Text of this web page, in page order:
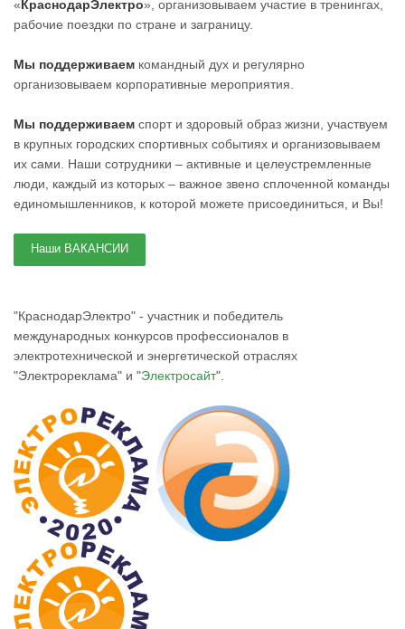
« КраснодарЭлектро», организовываем участие в тренингах,
рабочие поездки по стране и заграницу.
Мы поддерживаем командный дух и регулярно
организовываем корпоративные мероприятия.
Мы поддерживаем спорт и здоровый образ жизни, участвуем
в крупных городских спортивных событиях и организовываем
их сами. Наши сотрудники – активные и целеустремленные
люди, каждый из которых – важное звено сплоченной команды
единомышленников, к которой можете присоединиться, и Вы!
Наши ВАКАНСИИ
"КраснодарЭлектро" - участник и победитель
международных конкурсов профессионалов в
электротехнической и энергетической отраслях
"Электрореклама" и "Электросайт".